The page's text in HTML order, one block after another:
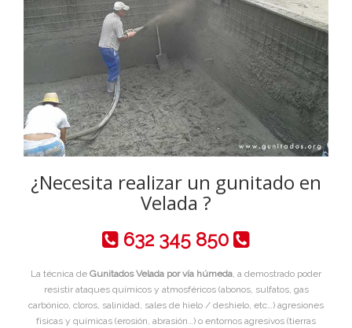
¿Necesita realizar un gunitado en
Velada ?
632 345 850
La técnica de Gunitados Velada por vía húmeda, a demostrado poder
resistir ataques químicos y atmosféricos (abonos, sulfatos, gas
carbónico, cloros, salinidad, sales de hielo / deshielo, etc…) agresiones
físicas y químicas (erosión, abrasión…) o entornos agresivos (tierras